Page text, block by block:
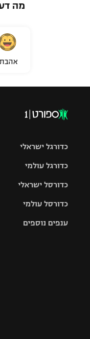
מה
כדורגל ישראלי
גביע הטוטו
כדורגל עולמי
האלופות
ליגה
כדורסל ישראלי
סל
כדורסל עולמי
ענפים נוספים